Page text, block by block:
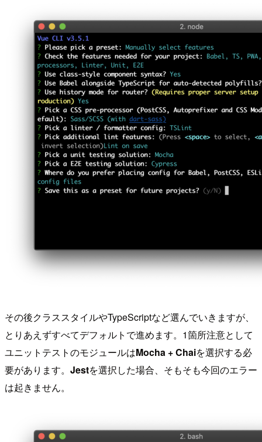
その後クラススタイルやTypeScriptなど選んでいきますが、
とりあえずすべてデフォルトで進めます。1箇所注意として
ユニットテストのモジュールはMocha + Chaiを選択する必
要があります。 Jestを選択した場合、そもそも今回のエラー
は起きません。